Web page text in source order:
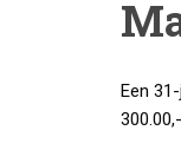
Een